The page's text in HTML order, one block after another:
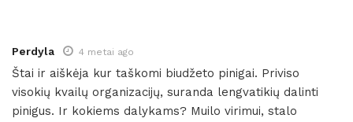
Perdyla 4 metai ago
Štai ir aiškėja kur taškomi biudžeto pinigai. Priviso
visokių kvailų organizacijų, suranda lengvatikių dalinti
pinigus. Ir kokiems dalykams? Muilo virimui, stalo